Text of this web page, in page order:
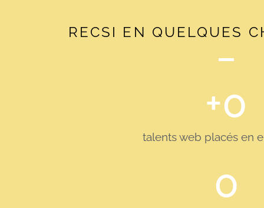
RECSI EN QUELQUES
talents web placés en
+0
0